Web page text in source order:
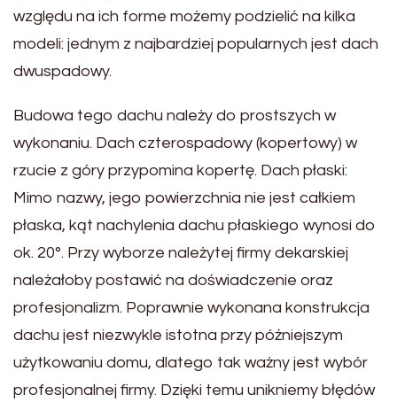
względu na ich forme możemy podzielić na kilka
modeli: jednym z najbardziej popularnych jest dach
dwuspadowy.
Budowa tego dachu należy do prostszych w
wykonaniu. Dach czterospadowy (kopertowy) w
rzucie z góry przypomina kopertę. Dach płaski:
Mimo nazwy, jego powierzchnia nie jest całkiem
płaska, kąt nachylenia dachu płaskiego wynosi do
ok. 20°. Przy wyborze należytej firmy dekarskiej
należałoby postawić na doświadczenie oraz
profesjonalizm. Poprawnie wykonana konstrukcja
dachu jest niezwykle istotna przy późniejszym
użytkowaniu domu, dlatego tak ważny jest wybór
profesjonalnej firmy. Dzięki temu unikniemy błędów